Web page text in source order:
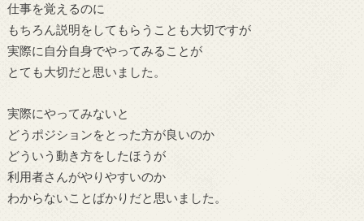
仕事を覚えるのに
もちろん説明をしてもらうことも大切ですが
実際に自分自身でやってみることが
とても大切だと思いました。
実際にやってみないと
どうポジションをとった方が良いのか
どういう動き方をしたほうが
利用者さんがやりやすいのか
わからないことばかりだと思いました。